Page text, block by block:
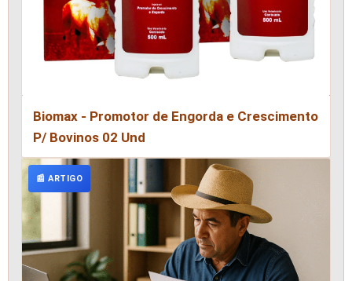
Biomax - Promotor de Engorda e Crescimento
P/ Bovinos 02 Und
📰 ARTIGO